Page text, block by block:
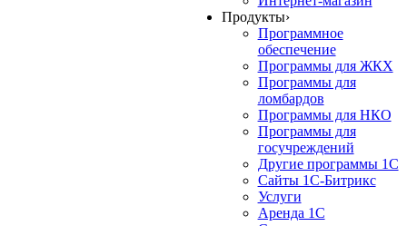
Продукты›
Программное
обеспечение
Программы для ЖКХ
Программы для
ломбардов
Программы для НКО
Программы для
госучреждений
Другие программы 1С
Сайты 1С-Битрикс
Услуги
Аренда 1С